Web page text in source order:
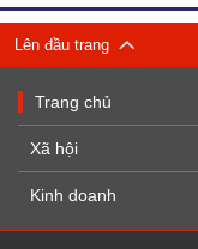
Lên đầu trang
Trang chủ
Xã hội
Kinh doanh